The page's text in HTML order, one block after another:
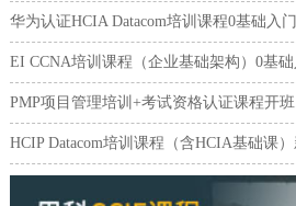
华为认证HCIA Datacom培训课程0基础入
EI CCNA培训课程（企业基础架构）0基
PMP项目管理培训+考试资格认证课程开
HCIP Datacom培训课程（含HCIA基础课